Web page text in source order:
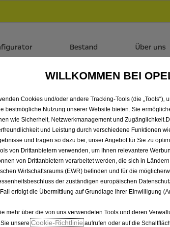
Bestand Über uns
VIVARO
BÖTTCHE GMBH
WILLKOMMEN BEI
Cookies und/oder andere Tracking-Tools (die „Tools“),
bestmögliche Nutzung unserer Website bieten. Sie
wie Sicherheit, Netzwerkmanagement und
und Leistung durch verschiedene Funktionen
und tragen so dazu bei, unser Angebot für Sie zu
von Drittanbietern verwenden, um Ihnen relevantere
von Drittanbietern verarbeitet werden, die sich in
Wirtschaftsraums (EWR) befinden und für die
der zuständigen europäischen
erfolgt die Übermittlung auf Grundlage Ihrer Einwilligung
mehr über die von uns verwendeten Tools und deren
unsereCookie‑Richtlinieaufrufen oder auf die